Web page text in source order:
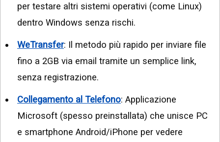
per testare altri sistemi operativi (come Linux)
dentro Windows senza rischi.
WeTransfer: Il metodo più rapido per inviare file
fino a 2GB via email tramite un semplice link,
senza registrazione.
Collegamento al Telefono: Applicazione
Microsoft (spesso preinstallata) che unisce PC
e smartphone Android/iPhone per vedere